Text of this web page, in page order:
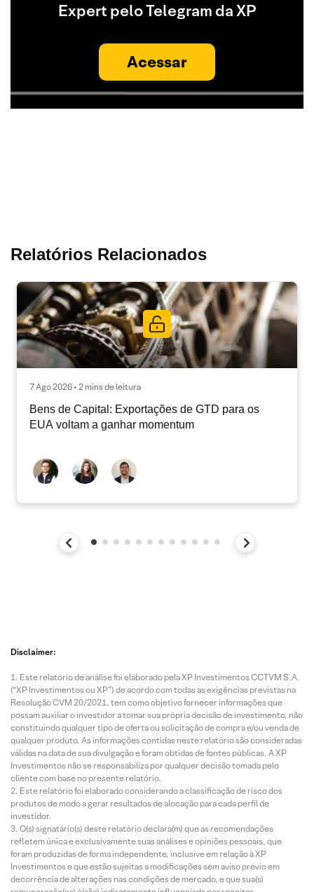
Expert pelo Telegram da XP
Acessar
Relatórios Relacionados
7 Ago 2026 • 2 mins de leitura
Bens de Capital: Exportações de GTD para os
EUA voltam a ganhar momentum
Disclaimer:
Este relatório de análise foi elaborado pela XP Investimentos CCTVM S.A.
(“XP Investimentos ou XP”) de acordo com todas as exigências previstas na
Resolução CVM 20/2021, tem como objetivo fornecer informações que
possam auxiliar o investidor a tomar sua própria decisão de investimento, não
constituindo qualquer tipo de oferta ou solicitação de compra e/ou venda de
qualquer produto. As informações contidas neste relatório são consideradas
válidas na data de sua divulgação e foram obtidas de fontes públicas. A XP
Investimentos não se responsabiliza por qualquer decisão tomada pelo
cliente com base no presente relatório.
Este relatório foi elaborado considerando a classificação de risco dos
produtos de modo a gerar resultados de alocação para cada perfil de
investidor.
O(s) signatário(s) deste relatório declara(m) que as recomendações
refletem única e exclusivamente suas análises e opiniões pessoais, que
foram produzidas de forma independente, inclusive em relação à XP
Investimentos e que estão sujeitas a modificações sem aviso prévio em
decorrência de alterações nas condições de mercado, e que sua(s)